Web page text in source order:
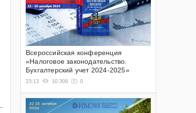
Всероссийская конференция
«Налоговое законодательство.
Бухгалтерский учет 2024-2025»
23:13 10 309 0